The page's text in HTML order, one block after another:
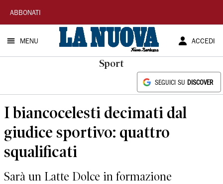
La
Nuova
Sardegna
ABBONATI
MENU ACCEDI
Sport
SEGUICI SU DISCOVER
I biancocelesti decimati dal
giudice sportivo: quattro
squalificati
Sarà un Latte Dolce in formazione